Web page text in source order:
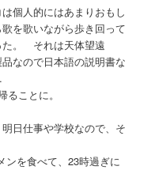
個人的にはあまりおもし
を歌いながら歩き回って
。 それは天体望遠
ので日本語の説明書な
ことに。
日仕事や学校なので、そ
ンを食べて、23時過ぎに